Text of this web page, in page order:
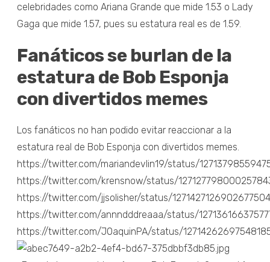
celebridades como Ariana Grande que mide 1.53 o Lady
Gaga que mide 1.57, pues su estatura real es de 1.59.
Fanáticos se burlan de la
estatura de Bob Esponja
con divertidos memes
Los fanáticos no han podido evitar reaccionar a la
estatura real de Bob Esponja con divertidos memes.
https://twitter.com/mariandevlin19/status/
https://twitter.com/krensnow/status/
https://twitter.com/jjsolisher/status/1271427126902677504
https://twitter.com/annndddreaaa/status/
https://twitter.com/J0aquinPA/status/